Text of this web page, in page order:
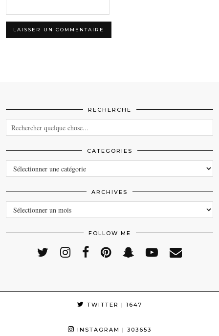
RECHERCHE
CATEGORIES
CATEGORIES
ARCHIVES
ARCHIVES
FOLLOW ME
TWITTER | 1647
INSTAGRAM | 303653